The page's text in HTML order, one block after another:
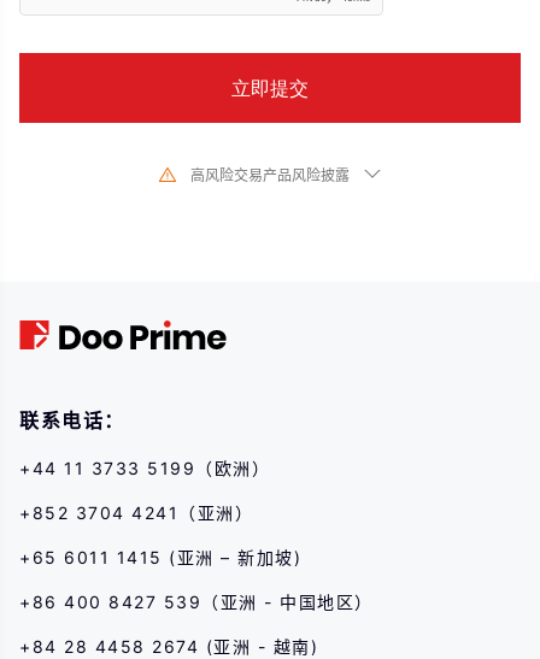
高风险交易产品风险披露
联系电话：
+44 11 3733 5199（欧洲）
+852 3704 4241（亚洲）
+65 6011 1415 (亚洲 – 新加坡)
+86 400 8427 539（亚洲 - 中国地区）
+84 28 4458 2674 (亚洲 - 越南)